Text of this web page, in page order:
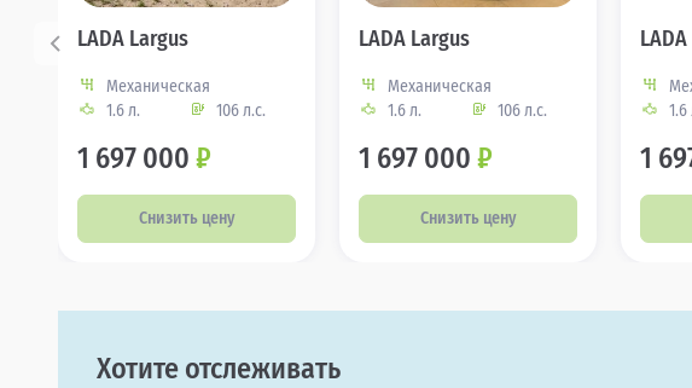
LADA Largus
Механическая
1.6 л.
106 л.с.
1 697 000 ₽
Снизить цену
LADA Largus
Механическая
1.6 л.
106 л.с.
1 697 000 ₽
Снизить цену
1.6
1
Хотите отслеживать